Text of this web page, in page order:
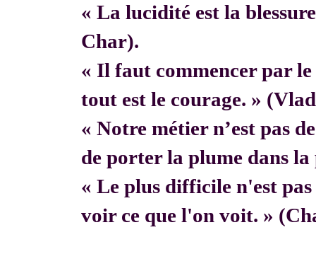
« La lucidité est la
Char).
« Il faut commencer par le
tout est le courage. »
« Notre métier n’est pas
de porter la plume dans
« Le plus difficile n'est
voir ce que l'on voit. »